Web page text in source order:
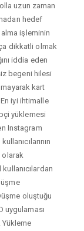
uzun zaman
hedef
işleminin
dikkatli olmak
iddia eden
begeni hilesi
kart
iyi ihtimalle
yüklemesi
Instagram
oluştuğu
uygulaması
Yükleme